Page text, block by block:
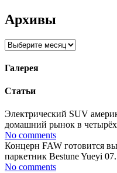
Архивы
Архивы
Галерея
Статьи
Электрический SUV
домашний рынок в четырёх
No comments
Концерн FAW готовится
паркетник Bestune Yueyi
No comments